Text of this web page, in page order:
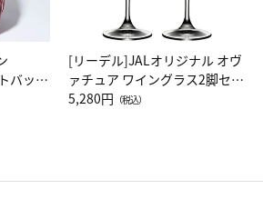
バッグ
）ス
[リーデル]JALオリジナル オヴ
ァチュア ワイングラス2脚セッ
ト（レッドワイン）
5,280円 （税込）